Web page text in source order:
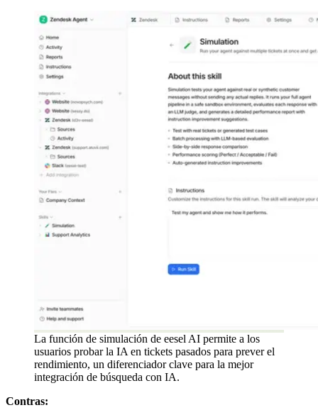
La función de simulación de eesel AI permite a los
usuarios probar la IA en tickets pasados para prever el
rendimiento, un diferenciador clave para la mejor
integración de búsqueda con IA.
Contras: